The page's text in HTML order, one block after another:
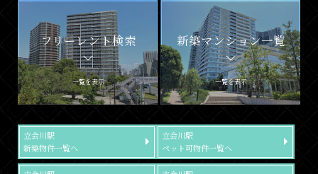
フリーレント検索
一覧を表示
新築マンション一覧
一覧を表示
立会川駅
新築物件一覧へ
立会川駅
ペット可物件一覧へ